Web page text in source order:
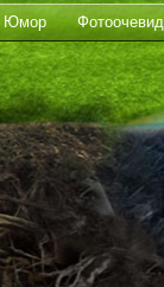
Юмор